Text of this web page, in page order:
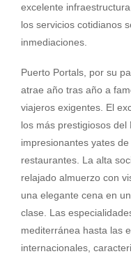
excelente
los servicios cotidianos
inmediaciones.
Puerto Portals, por su
atrae año tras año a
viajeros exigentes. El
los más prestigiosos
impresionantes yates
restaurantes. La alta
relajado almuerzo con
una elegante cena en
clase. Las
mediterránea hasta las
internacionales,